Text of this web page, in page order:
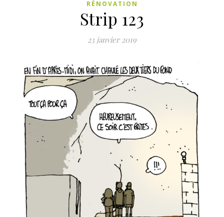
RÉNOVATION
Strip 123
23 janvier 2019